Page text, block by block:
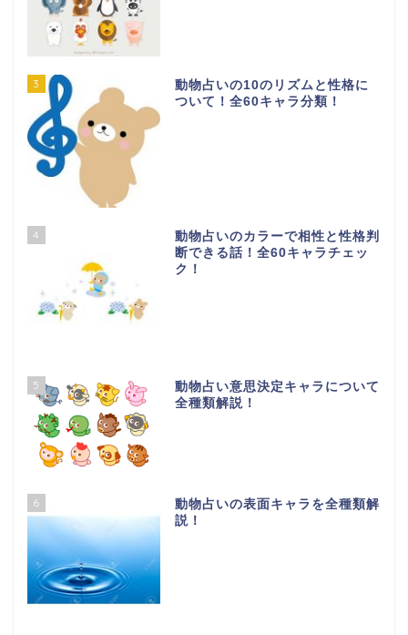
3
動物占いの10のリズムと性格に
ついて！全60キャラ分類！
4
動物占いのカラーで相性と性格判
断できる話！全60キャラチェッ
ク！
5
動物占い意思決定キャラについて
全種類解説！
6
動物占いの表面キャラを全種類解
説！